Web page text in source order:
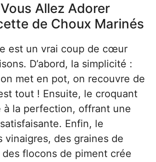
Allez Adorer
de Choux Marinés
est un vrai coup de cœur
D’abord, la simplicité :
met en pot, on recouvre de
tout ! Ensuite, le croquant
à la perfection, offrant une
Enfin, le
vinaigres, des graines de
flocons de piment crée